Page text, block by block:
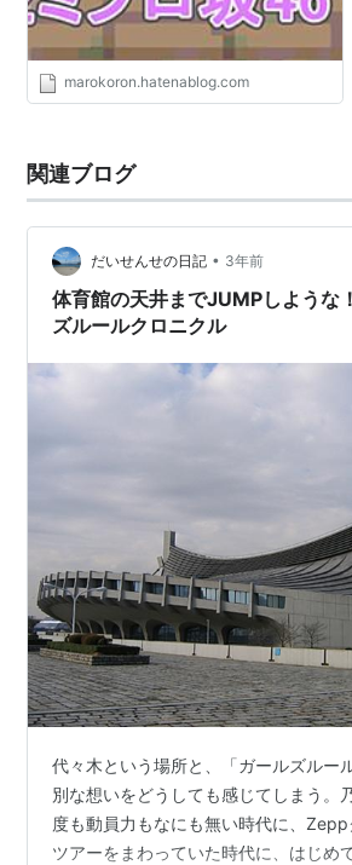
marokoron.hatenablog.com
関連ブログ
だいせんせの日記 • 3年前
体育館の天井までJUMPしような
ズルールクロニクル
代々木という場所と、「ガールズルー
別な想いをどうしても感じてしまう。
度も動員力もなにも無い時代に、
ツアーをまわっていた時代に、はじめ